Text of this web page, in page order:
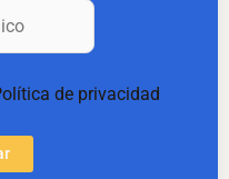
de privacidad